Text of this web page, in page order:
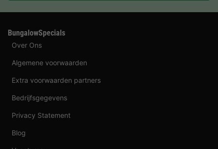
BungalowSpecials
Over Ons
Algemene voorwaarden
Extra voorwaarden partners
Bedrijfsgegevens
Privacy Statement
Blog